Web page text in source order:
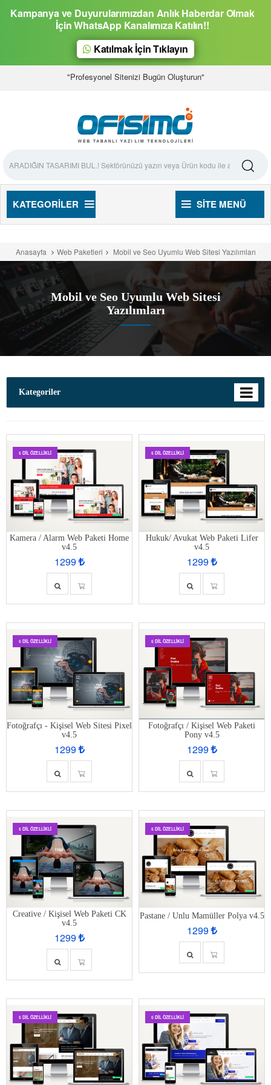
Kampanya ve Duyurularımızdan Anlık Haberdar Olmak
İçin WhatsApp Kanalımıza Katılın!!
Katılmak İçin Tıklayın
"Profesyonel Sitenizi Bugün Oluşturun"
KATEGORILER SITE MENÜ
Anasayfa Web Paketleri Mobil ve Seo Uyumlu Web Sitesi Yazılımları
Mobil ve Seo Uyumlu Web Sitesi
Yazılımları
Kategoriler
5 DIL ÖZELLIKLI
Kamera / Alarm Web Paketi Home
v4.5
1299
5 DIL ÖZELLIKLI
Hukuk/ Avukat Web Paketi Lifer
v4.5
1299
5 DIL ÖZELLIKLI
Fotoğrafçı - Kişisel Web Sitesi Pixel
v4.5
1299
5 DIL ÖZELLIKLI
Fotoğrafçı / Kişisel Web Paketi
Pony v4.5
1299
5 DIL ÖZELLIKLI
Creative / Kişisel Web Paketi CK
v4.5
1299
5 DIL ÖZELLIKLI
Pastane / Unlu Mamüller Polya v4.5
1299
5 DIL ÖZELLIKLI 5 DIL ÖZELLIKLI